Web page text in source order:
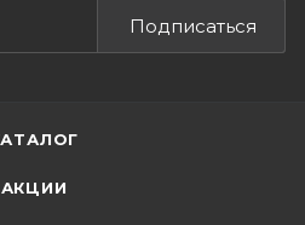
Подписаться
АКЦИИ